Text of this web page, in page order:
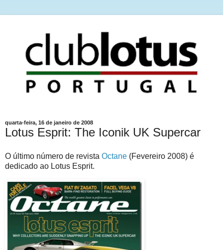
quarta-feira, 16 de janeiro de 2008
Lotus Esprit: The Iconik UK Supercar
O último número de revista Octane (Fevereiro 2008) é
dedicado ao Lotus Esprit.